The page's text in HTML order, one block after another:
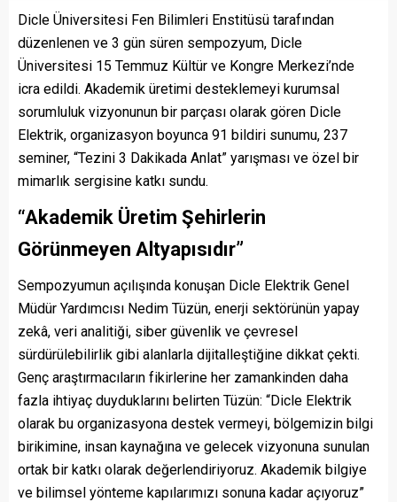
Dicle Üniversitesi Fen Bilimleri Enstitüsü tarafından
düzenlenen ve 3 gün süren sempozyum, Dicle
Üniversitesi 15 Temmuz Kültür ve Kongre Merkezi’nde
icra edildi. Akademik üretimi desteklemeyi kurumsal
sorumluluk vizyonunun bir parçası olarak gören Dicle
Elektrik, organizasyon boyunca 91 bildiri sunumu, 237
seminer, “Tezini 3 Dakikada Anlat” yarışması ve özel bir
mimarlık sergisine katkı sundu.
“Akademik Üretim Şehirlerin
Görünmeyen Altyapısıdır”
Sempozyumun açılışında konuşan Dicle Elektrik Genel
Müdür Yardımcısı Nedim Tüzün, enerji sektörünün yapay
zekâ, veri analitiği, siber güvenlik ve çevresel
sürdürülebilirlik gibi alanlarla dijitalleştiğine dikkat çekti.
Genç araştırmacıların fikirlerine her zamankinden daha
fazla ihtiyaç duyduklarını belirten Tüzün: “Dicle Elektrik
olarak bu organizasyona destek vermeyi, bölgemizin bilgi
birikimine, insan kaynağına ve gelecek vizyonuna sunulan
ortak bir katkı olarak değerlendiriyoruz. Akademik bilgiye
ve bilimsel yönteme kapılarımızı sonuna kadar açıyoruz”